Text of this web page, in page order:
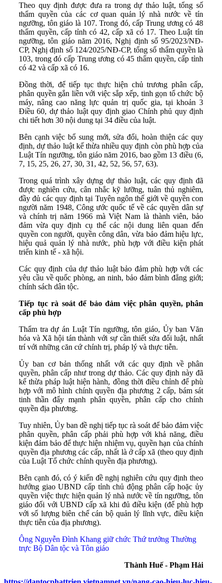
Theo quy định được đưa ra trong dự thảo luật, tổng số
thẩm quyền của các cơ quan quản lý nhà nước về tín
ngưỡng, tôn giáo là 107. Trong đó, cấp Trung ương có 48
thẩm quyền, cấp tỉnh có 42, cấp xã có 17. Theo Luật tín
ngưỡng, tôn giáo năm 2016, Nghị định số 95/2023/NĐ-
CP, Nghị định số 124/2025/NĐ-CP, tổng số thẩm quyền là
103, trong đó cấp Trung ương có 45 thẩm quyền, cấp tỉnh
có 42 và cấp xã có 16.
Đồng thời, để tiếp tục thực hiện chủ trương phân cấp,
phân quyền gắn liền với việc sắp xếp, tinh gọn tổ chức bộ
máy, nâng cao năng lực quản trị quốc gia, tại khoản 3
Điều 60, dự thảo luật quy định giao Chính phủ quy định
chi tiết hơn 30 nội dung tại 34 điều của luật.
Bên cạnh việc bổ sung mới, sửa đổi, hoàn thiện các quy
định, dự thảo luật kế thừa nhiều quy định còn phù hợp của
Luật Tín ngưỡng, tôn giáo năm 2016, bao gồm 13 điều (6,
7, 15, 25, 26, 27, 30, 31, 42, 52, 56, 57, 63).
Trong quá trình xây dựng dự thảo luật, các quy định đã
được nghiên cứu, cân nhắc kỹ lưỡng, tuân thủ nghiêm,
đầy đủ các quy định tại Tuyên ngôn thế giới về quyền con
người năm 1948, Công ước quốc tế về các quyền dân sự
và chính trị năm 1966 mà Việt Nam là thành viên, bảo
đảm vừa quy định cụ thể các nội dung liên quan đến
quyền con người, quyền công dân, vừa bảo đảm hiệu lực,
hiệu quả quản lý nhà nước, phù hợp với điều kiện phát
triển kinh tế - xã hội.
Các quy định của dự thảo luật bảo đảm phù hợp với các
yêu cầu về quốc phòng, an ninh, bảo đảm bình đẳng giới;
chính sách dân tộc.
Tiếp tục rà soát để bảo đảm việc phân quyền, phân
cấp phù hợp
Thẩm tra dự án Luật Tín ngưỡng, tôn giáo, Ủy ban Văn
hóa và Xã hội tán thành với sự cần thiết sửa đổi luật, nhất
trí với những căn cứ chính trị, pháp lý và thực tiễn.
Ủy ban cơ bản thống nhất với các quy định về phân
quyền, phân cấp như trong dự thảo. Các quy định này đã
kế thừa pháp luật hiện hành, đồng thời điều chỉnh để phù
hợp với mô hình chính quyền địa phương 2 cấp, bám sát
tinh thần đẩy mạnh phân quyền, phân cấp cho chính
quyền địa phương.
Tuy nhiên, Ủy ban đề nghị tiếp tục rà soát để bảo đảm việc
phân quyền, phân cấp phải phù hợp với khả năng, điều
kiện đảm bảo để thực hiện nhiệm vụ, quyền hạn của chính
quyền địa phương các cấp, nhất là ở cấp xã (theo quy định
của Luật Tổ chức chính quyền địa phương).
Bên cạnh đó, có ý kiến đề nghị nghiên cứu quy định theo
hướng giao UBND cấp tỉnh chủ động phân cấp hoặc ủy
quyền việc thực hiện quản lý nhà nước về tín ngưỡng, tôn
giáo đối với UBND cấp xã khi đủ điều kiện (để phù hợp
với số lượng biên chế cán bộ quản lý lĩnh vực, điều kiện
thực tiễn của địa phương).
Ông Nguyễn Đình Khang giữ chức Thứ trưởng Thường
trực Bộ Dân tộc và Tôn giáo
Thành Huế - Phạm Hải